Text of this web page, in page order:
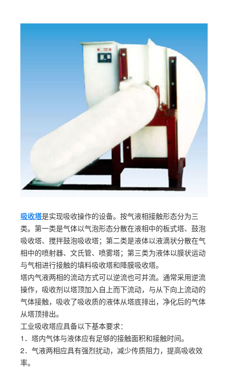
吸收塔是实现吸收操作的设备。按气液相接触形态分为三
类。第一类是气体以气泡形态分散在液相中的板式塔、鼓泡
吸收塔、搅拌鼓泡吸收塔；第二类是液体以液滴状分散在气
相中的喷射器、文氏管、喷雾塔；第三类为液体以膜状运动
与气相进行接触的填料吸收塔和降膜吸收塔。
塔内气液两相的流动方式可以逆流也可并流。通常采用逆流
操作，吸收剂以塔顶加入自上而下流动，与从下向上流动的
气体接触，吸收了吸收质的液体从塔底排出，净化后的气体
从塔顶排出。
工业吸收塔应具备以下基本要求：
1．塔内气体与液体应有足够的接触面积和接触时间。
2．气液两相应具有强烈扰动，减少传质阻力，提高吸收效
率。